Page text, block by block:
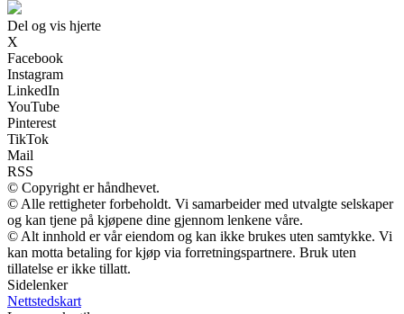
Del og vis hjerte
X
Facebook
Instagram
LinkedIn
YouTube
Pinterest
TikTok
Mail
RSS
© Copyright er håndhevet.
© Alle rettigheter forbeholdt. Vi samarbeider med utvalgte selskaper
og kan tjene på kjøpene dine gjennom lenkene våre.
© Alt innhold er vår eiendom og kan ikke brukes uten samtykke. Vi
kan motta betaling for kjøp via forretningspartnere. Bruk uten
tillatelse er ikke tillatt.
Sidelenker
Nettstedskart